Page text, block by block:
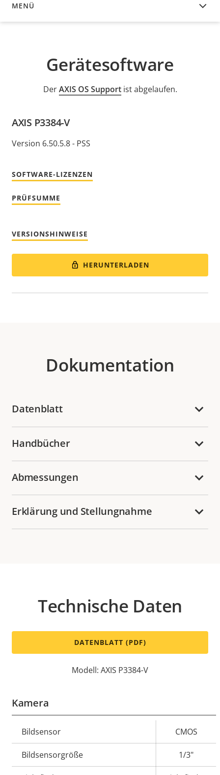
MENÜ
GERÄTESOFTWARE
Gerätesoftware
DerAXIS OS Supportist abgelaufen.
AXIS P3384-V
Version 6.50.5.8 - PSS
SOFTWARE-LIZENZEN
PRÜFSUMME
VERSIONSHINWEISE
HERUNTERLADEN
Dokumentation
Datenblatt
Handbücher
Abmessungen
Erklärung und Stellungnahme
Technische Daten
DATENBLATT (PDF)
Modell: AXIS P3384-V
Kamera
Eigentumsbeschreibung Eigentumswert
Bildsensor CMOS
Bildsensorgröße 1/3"